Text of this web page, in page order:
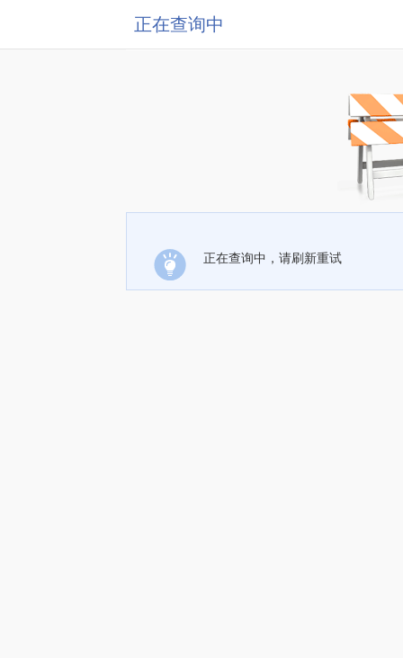
正在查询中
正在查询中，请刷新重试